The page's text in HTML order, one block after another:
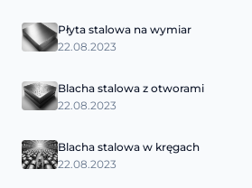
Płyta stalowa na wymiar
22.08.2023
Blacha stalowa z otworami
22.08.2023
Blacha stalowa w kręgach
22.08.2023